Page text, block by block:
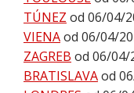
TÚNEZ od 06/04/
VIENAod 06/04/
ZAGREB od 06/04/
BRATISLAVAod